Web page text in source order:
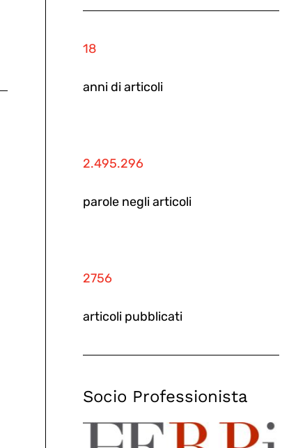
18
anni di articoli
2.495.296
parole negli articoli
2756
articoli pubblicati
Socio Professionista